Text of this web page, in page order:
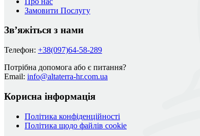
Замовити Послугу
Зв’яжіться з нами
Телефон: +38(097)64-58-289
Потрібна допомога або є питання?
Email: info@altaterra-hr.com.ua
Корисна інформація
Політика конфіденційності
Політика щодо файлів cookie